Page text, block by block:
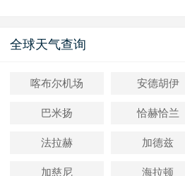
全球天气查询
喀布尔机场 安德胡伊
巴米扬 恰赫恰兰
法拉赫 加德兹
加慈尼 海拉顿